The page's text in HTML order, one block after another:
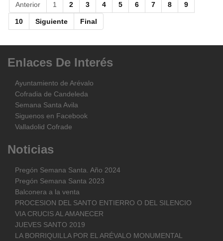
Anterior 1 2 3 4 5 6 7 8 9
10 Siguiente Final
Enlaces De Interés
Ayuntamiento de Arévalo
Cofradia de Candeleda
Semana Santa Avila
Siguenos en Facebook
Valladolid Cofrade
Noticias
Pregón Semana Santa. Año 2024
Pregón Semana Santa 2023
Balconera a la venta
PROCESION DEL SANTO ENTIERRO O DEL SILENCIO
VIA CRUCIS AL AMANECER
JUEVES SANTO 2019
LA BORRIQUILLA POR EL ARÉVALO MONUMENTAL